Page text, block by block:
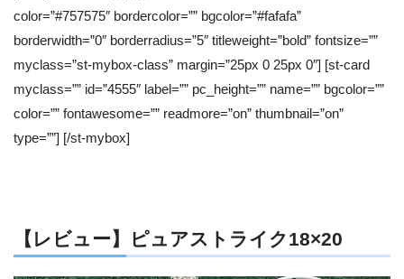
color=”#757575″ bordercolor=”” bgcolor=”#fafafa”
borderwidth=”0″ borderradius=”5″ titleweight=”bold” fontsize=””
myclass=”st-mybox-class” margin=”25px 0 25px 0″] [st-card
myclass=”” id=”4555″ label=”” pc_height=”” name=”” bgcolor=””
color=”” fontawesome=”” readmore=”on” thumbnail=”on”
type=””] [/st-mybox]
【レビュー】ピュアストライク18×20